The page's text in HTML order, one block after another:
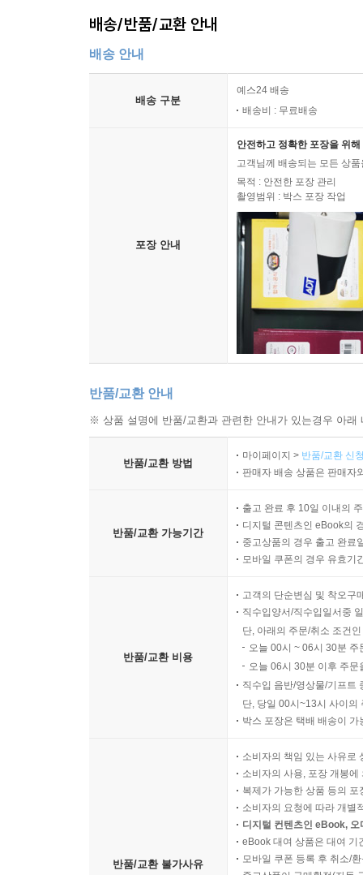
배송/반품/교환 안내
배송 안내
배송 구분
예스24 배송
배송비 : 무료배송
포장 안내
안전하고 정확한 포장을 위
고객님께 배송되는 모든 상
목적 : 안전한 포장 관리
촬영범위 : 박스 포장 작업
반품/교환 안내
※ 상품 설명에 반품/교환과 관련한 안내가 있는경우 아
반품/교환 방법
마이페이지 > 반품/교환 신
판매자 배송 상품은 판매자
반품/교환 가능기간
출고 완료 후 10일 이내의
디지털 콘텐츠인 eBook의
중고상품의 경우 출고 완료
모바일 쿠폰의 경우 유효기
반품/교환 비용
고객의 단순변심 및 착오구
직수입양서/직수입일서중
단, 아래의 주문/취소 조건
오늘 00시 ~ 06시 30분
오늘 06시 30분 이후 주
직수입 음반/영상물/기프트
단, 당일 00시~13시 사이의
박스 포장은 택배 배송이
반품/교환 불가사유
소비자의 책임 있는 사유로
소비자의 사용, 포장 개봉
복제가 가능한 상품 등의
소비자의 요청에 따라 개별
디지털 컨텐츠인 eBook,
eBook 대여 상품은 대여 기
모바일 쿠폰 등록 후 취소/